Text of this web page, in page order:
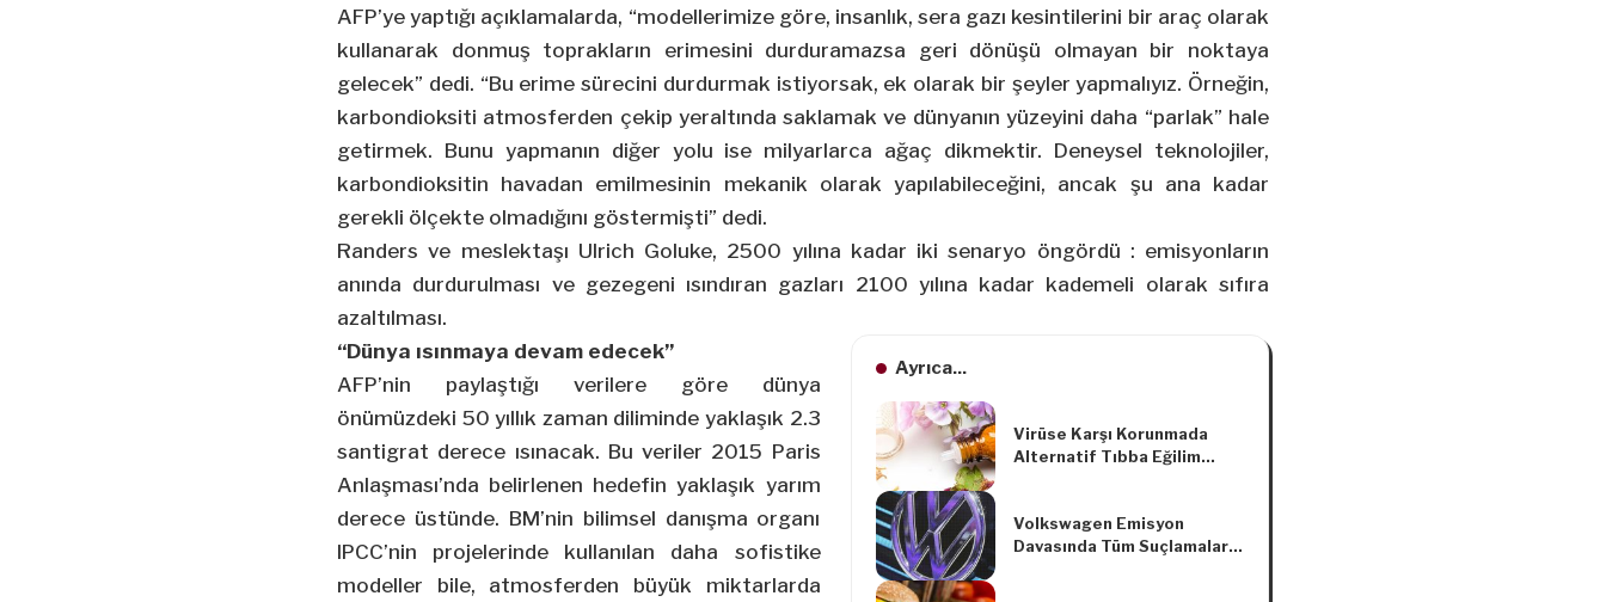
AFP’ye yaptığı açıklamalarda, “modellerimize göre, insanlık, sera gazı kesintilerini bir araç olarak
kullanarak donmuş toprakların erimesini durduramazsa geri dönüşü olmayan bir noktaya
gelecek” dedi. “Bu erime sürecini durdurmak istiyorsak, ek olarak bir şeyler yapmalıyız. Örneğin,
karbondioksiti atmosferden çekip yeraltında saklamak ve dünyanın yüzeyini daha “parlak” hale
getirmek. Bunu yapmanın diğer yolu ise milyarlarca ağaç dikmektir. Deneysel teknolojiler,
karbondioksitin havadan emilmesinin mekanik olarak yapılabileceğini, ancak şu ana kadar
gerekli ölçekte olmadığını göstermişti” dedi.
Randers ve meslektaşı Ulrich Goluke, 2500 yılına kadar iki senaryo öngördü : emisyonların
anında durdurulması ve gezegeni ısındıran gazları 2100 yılına kadar kademeli olarak sıfıra
azaltılması.
Ayrıca...
Virüse Karşı Korunmada
Alternatif Tıbba Eğilim
Volkswagen Emisyon
Davasında Tüm Suçlamaları
“Dünya ısınmaya devam edecek”
AFP’nin paylaştığı verilere göre dünya
önümüzdeki 50 yıllık zaman diliminde yaklaşık 2.3
santigrat derece ısınacak. Bu veriler 2015 Paris
Anlaşması’nda belirlenen hedefin yaklaşık yarım
derece üstünde. BM’nin bilimsel danışma organı
IPCC’nin projelerinde kullanılan daha sofistike
modeller bile, atmosferden büyük miktarlarda